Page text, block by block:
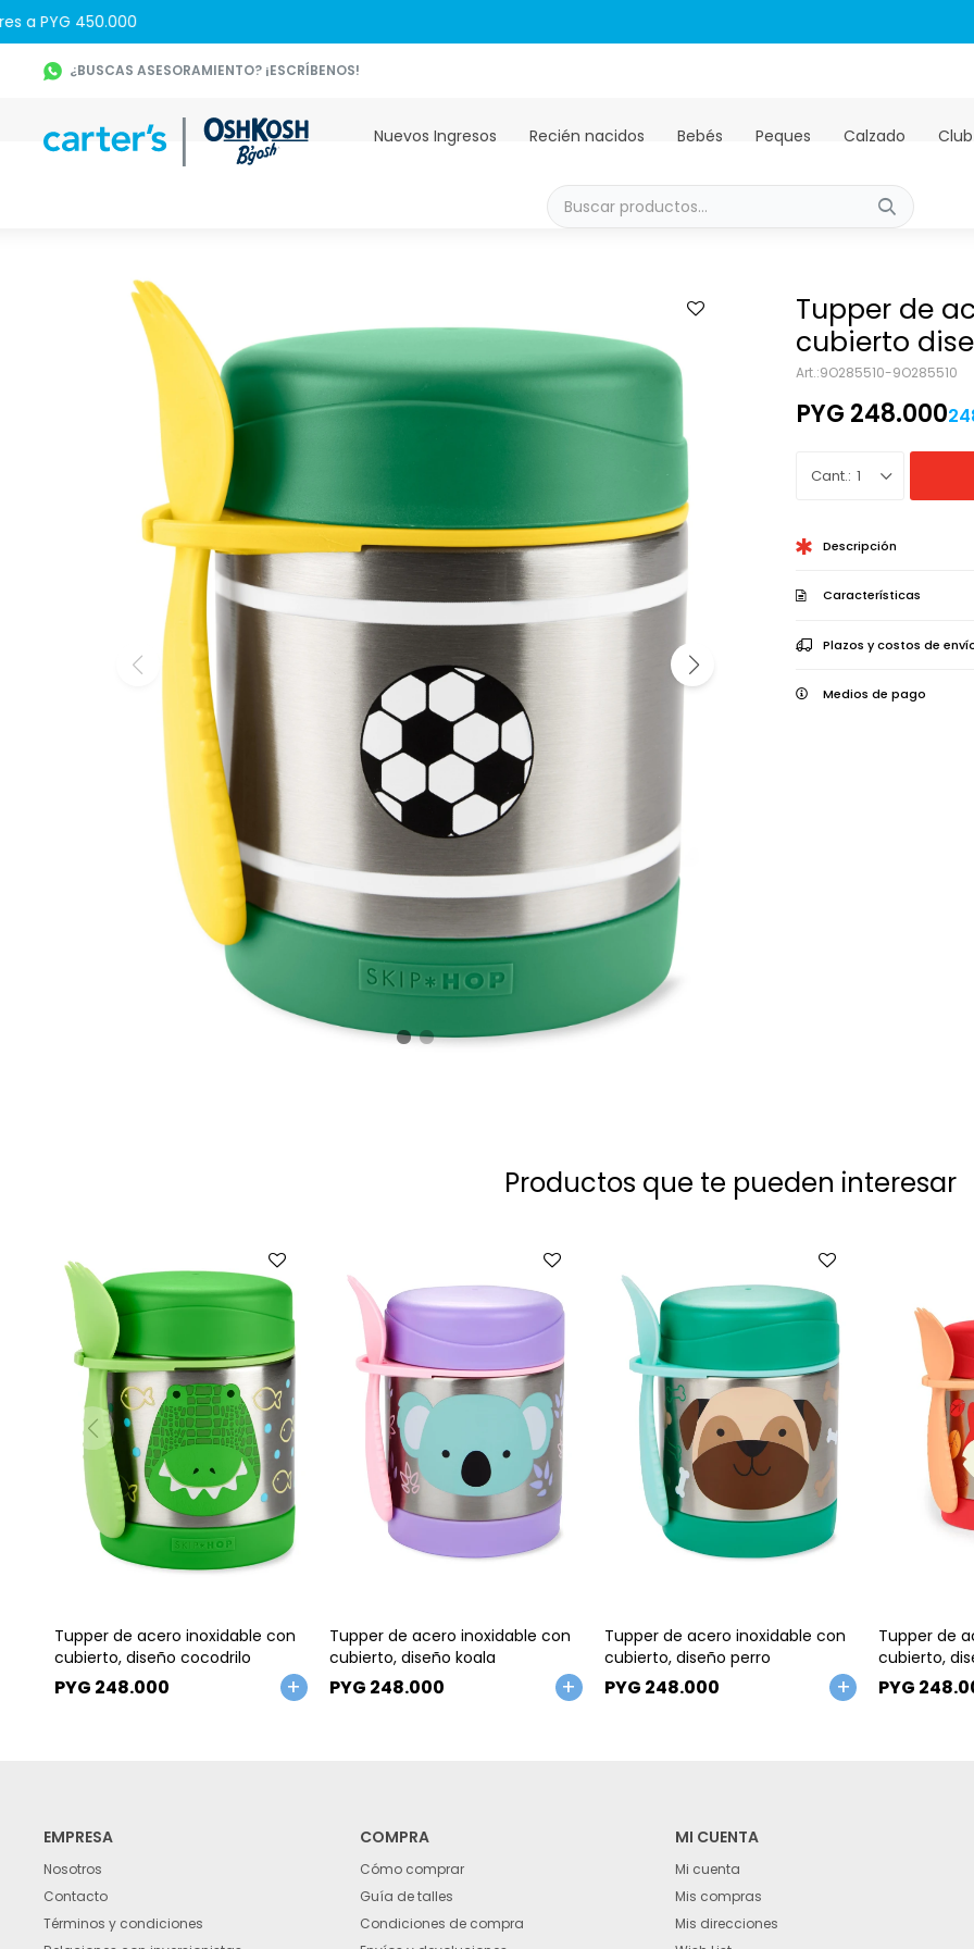
Nuevos Ingresos Recién nacidos Bebés Peques Calzado
¿BUSCAS ASESORAMIENTO? ¡ESCRÍBENOS!
Tupper de
cubierto
9O285510-9O285510
PYG 248.000
1
Descripción
Características
Plazos y costos de
Medios de pago
Productos que te pueden interesar
Tupper de acero inoxidable con
cubierto, diseño cocodrilo
PYG 248.000
Tupper de acero inoxidable con
cubierto, diseño koala
PYG 248.000
Tupper de acero inoxidable con
cubierto, diseño perro
PYG 248.000
Tupper de
cubierto,
PYG
EMPRESA
Nosotros
Contacto
Términos y condiciones
COMPRA
Cómo comprar
Guía de talles
Condiciones de compra
MI CUENTA
Mi cuenta
Mis compras
Mis direcciones